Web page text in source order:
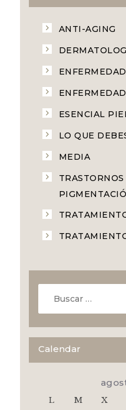
ANTI-AGING
ESENCIAL
LO QUE
MEDIA
Calendar
L M X